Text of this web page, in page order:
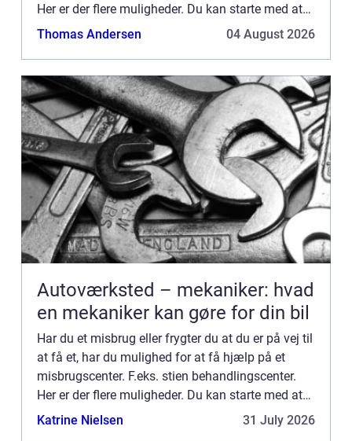
Her er der flere muligheder. Du kan starte med at
få en uforpli...
Thomas Andersen 04 August 2026
Autoværksted – mekaniker: hvad
en mekaniker kan gøre for din bil
Har du et misbrug eller frygter du at du er på vej til
at få et, har du mulighed for at få hjælp på et
misbrugscenter. F.eks. stien behandlingscenter.
Her er der flere muligheder. Du kan starte med at
få en uforpli...
Katrine Nielsen 31 July 2026